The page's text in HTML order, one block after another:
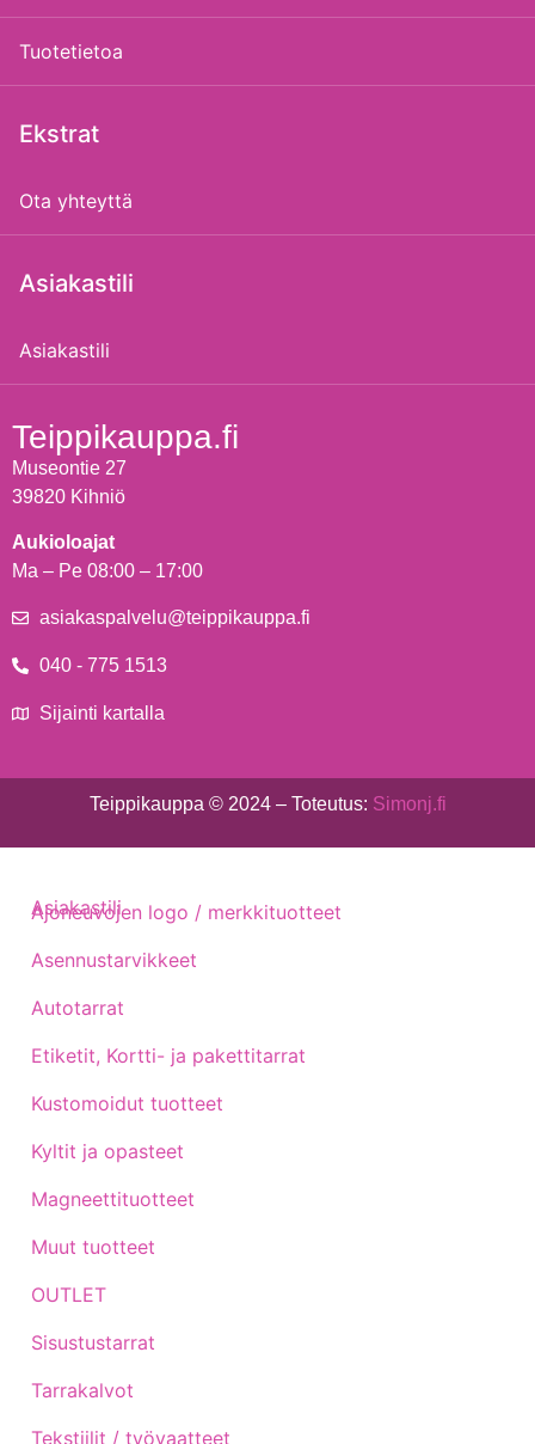
Tuotetietoa
Ekstrat
Ota yhteyttä
Asiakastili
Asiakastili
Teippikauppa.fi
Museontie 27
39820 Kihniö
Aukioloajat
Ma – Pe 08:00 – 17:00
asiakaspalvelu@teippikauppa.fi
040 - 775 1513
Sijainti kartalla
Teippikauppa © 2024 – Toteutus: Simonj.fi
Ajoneuvojen logo / merkkituotteet
Asennustarvikkeet
Autotarrat
Etiketit, Kortti- ja pakettitarrat
Kustomoidut tuotteet
Kyltit ja opasteet
Magneettituotteet
Muut tuotteet
OUTLET
Sisustustarrat
Tarrakalvot
Tekstiilit / työvaatteet
Asiakastili